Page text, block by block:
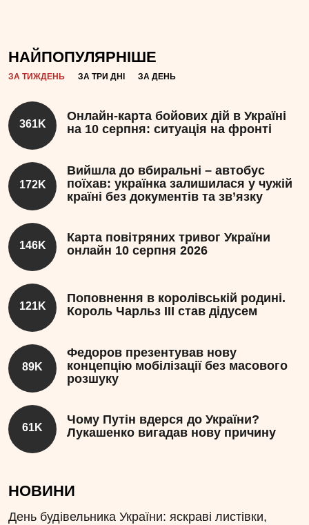
НАЙПОПУЛЯРНІШЕ
ЗА ТИЖДЕНЬ ЗА ТРИ ДНІ ЗА ДЕНЬ
361K
Онлайн-карта бойових дій в Україні
на 10 серпня: ситуація на фронті
172K
Вийшла до вбиральні – автобус
поїхав: українка залишилася у чужій
країні без документів та зв’язку
146K
Карта повітряних тривог України
онлайн 10 серпня 2026
121K
Поповнення в королівській родині.
Король Чарльз III став дідусем
89K
Федоров презентував нову
концепцію мобілізації без масового
розшуку
61K
Чому Путін вдерся до України?
Лукашенко вигадав нову причину
НОВИНИ
День будівельника України: яскраві листівки,